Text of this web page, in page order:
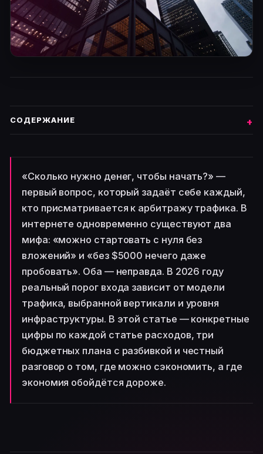
СОДЕРЖАНИЕ
«Сколько нужно денег, чтобы начать?» —
первый вопрос, который задаёт себе каждый,
кто присматривается к арбитражу трафика. В
интернете одновременно существуют два
мифа: «можно стартовать с нуля без
вложений» и «без $5000 нечего даже
пробовать». Оба — неправда. В 2026 году
реальный порог входа зависит от модели
трафика, выбранной вертикали и уровня
инфраструктуры. В этой статье — конкретные
цифры по каждой статье расходов, три
бюджетных плана с разбивкой и честный
разговор о том, где можно сэкономить, а где
экономия обойдётся дороже.